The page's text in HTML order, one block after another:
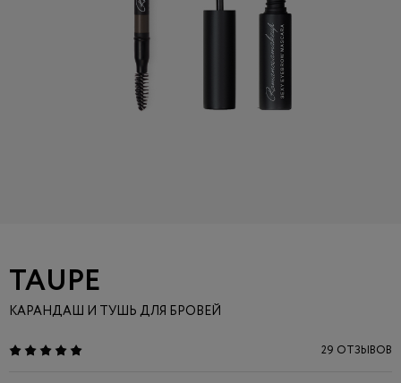
TAUPE
КАРАНДАШ И ТУШЬ ДЛЯ БРОВЕЙ
29 ОТЗЫВОВ